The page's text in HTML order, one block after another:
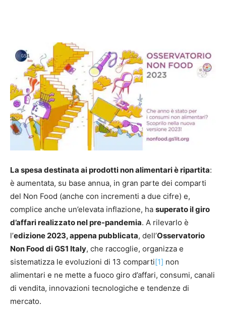
La spesa destinata ai prodotti non alimentari è ripartita:
è aumentata, su base annua, in gran parte dei comparti
del Non Food (anche con incrementi a due cifre) e,
complice anche un’elevata inflazione, ha superato il giro
d’affari realizzato nel pre-pandemia. A rilevarlo è
l’edizione 2023, appena pubblicata, dell’Osservatorio
Non Food di GS1 Italy, che raccoglie, organizza e
sistematizza le evoluzioni di 13 comparti[1] non
alimentari e ne mette a fuoco giro d’affari, consumi, canali
di vendita, innovazioni tecnologiche e tendenze di
mercato.